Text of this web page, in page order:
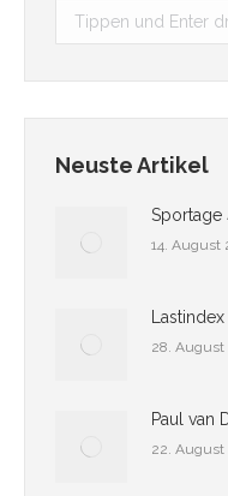
Search:
Neuste Artikel
Sportage
14. August
Lastindex
28. August
Paul van
22. August